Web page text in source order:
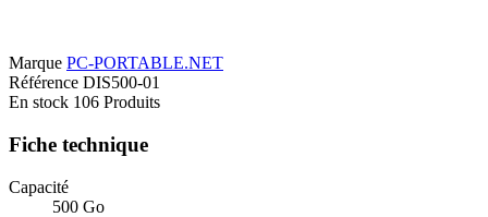
Marque PC-PORTABLE.NET
Référence DIS500-01
En stock 106 Produits
Fiche technique
Capacité
500 Go